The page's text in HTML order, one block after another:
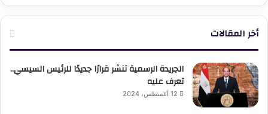
أخر المقالات
الجريدة الرسمية تنشر قرارًا جديدًا للرئيس السيسي..
تعرف عليه
12 أغسطس، 2024